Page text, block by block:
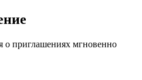
о приглашениях мгновенно